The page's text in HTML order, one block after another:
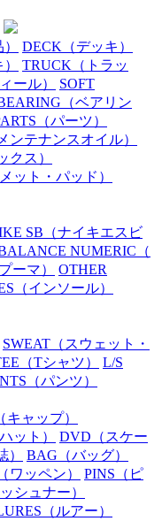
DECK （デッキ）
TRUCK （トラッ
ール）
SOFT
（ベアリン
（パーツ）
ンテナンスオイル）
クス）
ット・パッド）
SB （ナイキエスビ
NUMERIC （
プーマ）
OTHER
（インソール）
SWEAT （スウェット・
（Tシャツ）
L/S
（パンツ）
（キャップ）
ハット） DVD （スケー
） BAG （バッグ）
（ワッペン） PINS （ピ
シュナー）
（ルアー）